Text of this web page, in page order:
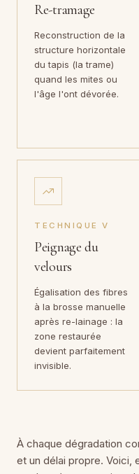
Re-tramage
Reconstruction de la
structure horizontale
du tapis (la trame)
quand les mites ou
l'âge l'ont dévorée.
TECHNIQUE V
Peignage du
velours
Égalisation des fibres
à la brosse manuelle
après re-lainage : la
zone restaurée
devient parfaitement
invisible.
À chaque dégradation
et un délai propre.